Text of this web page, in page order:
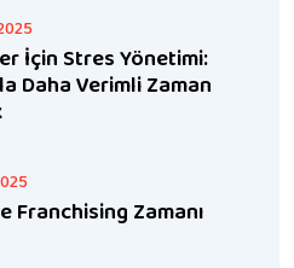
İçin Stres Yönetimi:
Daha Verimli Zaman
Franchising Zamanı